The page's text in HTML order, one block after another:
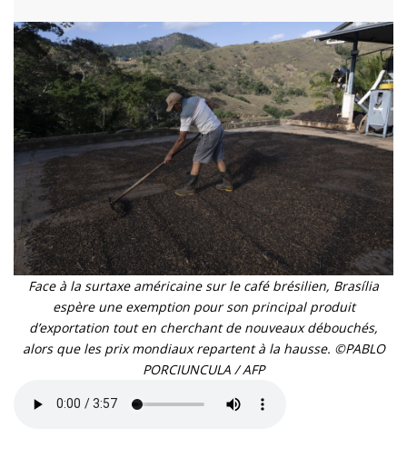
Face à la surtaxe américaine sur le café brésilien, Brasília
espère une exemption pour son principal produit
d’exportation tout en cherchant de nouveaux débouchés,
alors que les prix mondiaux repartent à la hausse. ©PABLO
PORCIUNCULA / AFP